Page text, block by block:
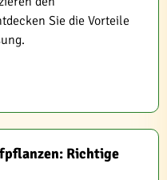
Sie die Vorteile
Richtige